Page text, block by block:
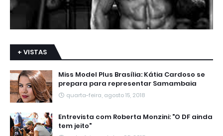
+ VISTAS
Miss Model Plus Brasília: Kátia Cardoso se
prepara para representar Samambaia
quarta-feira, agosto 15, 2018
Entrevista com Roberta Monzini: "O DF ainda
tem jeito"